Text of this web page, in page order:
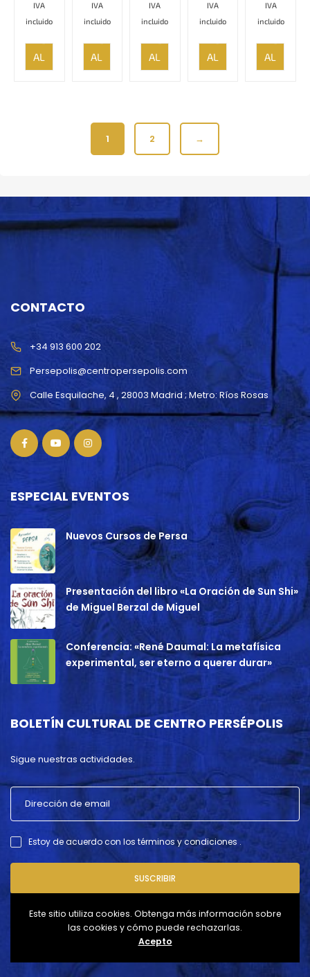
IVA
incluido
AL
CARRITO
IVA
incluido
AL
CARRITO
IVA
incluido
AL
CARRITO
IVA
incluido
AL
CARRITO
IVA
incluido
AL
CARRITO
1 2 →
CONTACTO
Persepolis@centropersepolis.com
+34 913 600 202
ESPECIAL EVENTOS
Nuevos Cursos de Persa
Presentación del libro «La Oración de Sun Shi»
de Miguel Berzal de Miguel
Conferencia: «René Daumal: La metafísica
experimental, ser eterno a querer durar»
BOLETÍN CULTURAL DE CENTRO PERSÉPOLIS
Sigue nuestras actividades.
Estoy de acuerdo con los términos y condiciones .
SUSCRIBIR
Este sitio utiliza cookies. Obtenga más información sobre
las cookies y cómo puede rechazarlas.
Acepto